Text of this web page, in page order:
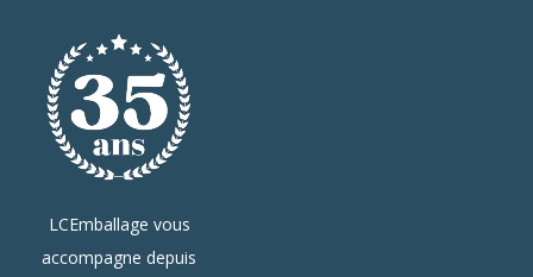
LCEmballage vous
accompagne depuis